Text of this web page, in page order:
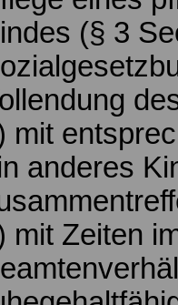
(§ 3
mit
anderes
mit Zeiten